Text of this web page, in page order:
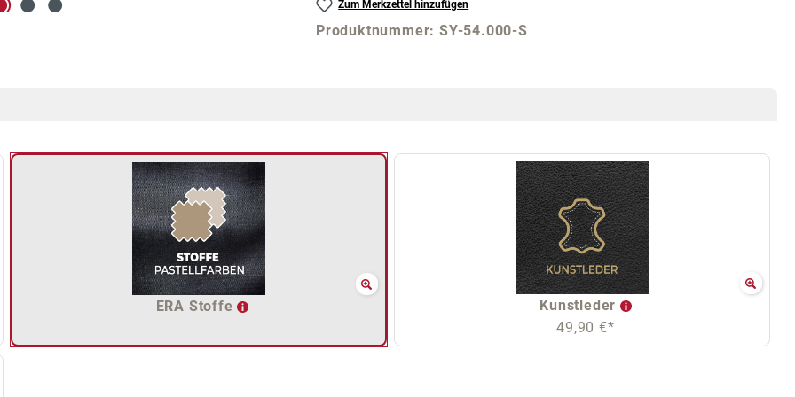
Zum Merkzettel hinzufügen
Produktnummer:SY-54.000-S
ERA Stoffe
Kunstleder
49,90 €*